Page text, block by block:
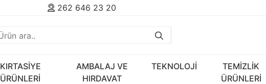
262 646 23 20
KIRTASİYE
ÜRÜNLERİ
AMBALAJ VE
HIRDAVAT
TEKNOLOJİ
TEMİZLİK
ÜRÜNLERİ